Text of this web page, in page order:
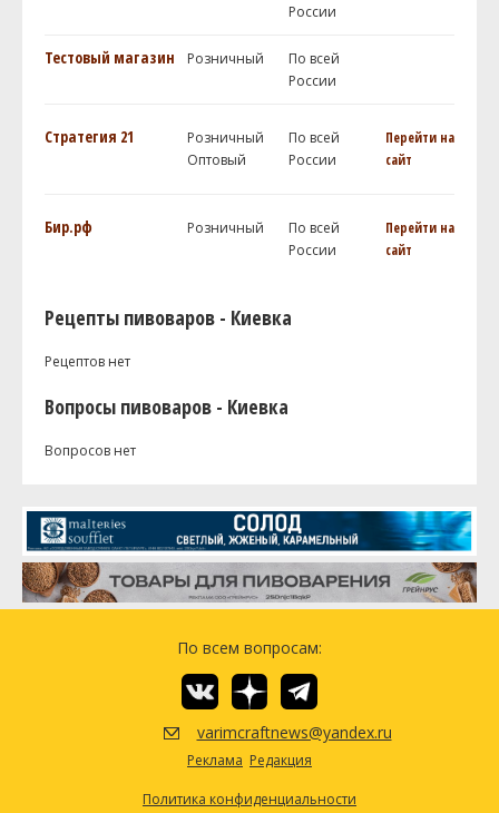
России
Тестовый магазин Розничный
По всей
России
Стратегия 21
Розничный
Оптовый
По всей
России
Перейти на
сайт
Бир.рф Розничный
По всей
России
Перейти на
сайт
Рецепты пивоваров - Киевка
Рецептов нет
Вопросы пивоваров - Киевка
Вопросов нет
По всем вопросам:
varimcraftnews@yandex.ru
Реклама Редакция
Политика конфиденциальности